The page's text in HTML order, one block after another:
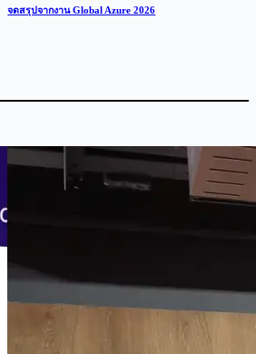
จดสรุปจากงาน Global Azure 2026